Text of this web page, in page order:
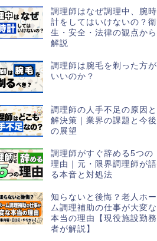
調理師はなぜ調理中、腕時
計をしてはいけないの？衛
生・安全・法律の観点から
解説
調理師は腕毛を剃った方が
いいのか？
調理師の人手不足の原因と
解決策｜業界の課題と今後
の展望
調理師がすぐ辞める5つの
理由｜元・限界調理師が語
る本音と対処法
知らないと後悔？老人ホー
ム調理補助の仕事が大変な
本当の理由【現役施設勤務
者が解説】